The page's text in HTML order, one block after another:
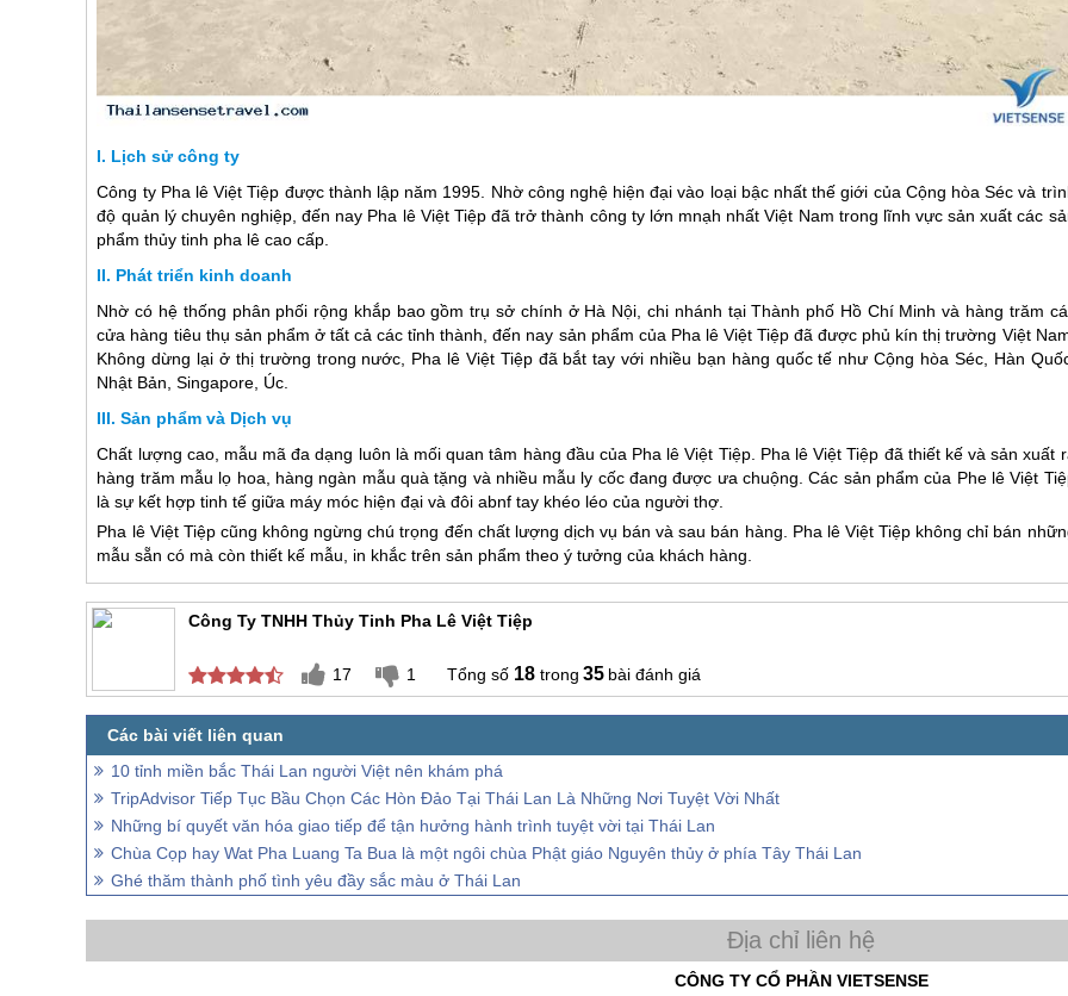
Lịch sử công ty
Công ty Pha lê Việt Tiệp được thành lập năm 1995. Nhờ công nghệ hiện đại vào loại bậc nhất thế giới của Cộng hòa Séc và
độ quản lý chuyên nghiệp, đến nay Pha lê Việt Tiệp đã trở thành công ty lớn mnạh nhất Việt Nam trong lĩnh vực sản xuất các
phẩm thủy tinh pha lê cao cấp.
Phát triển kinh doanh
Nhờ có hệ thống phân phối rộng khắp bao gồm trụ sở chính ở Hà Nội, chi nhánh tại Thành phố Hồ Chí Minh và hàng trăm
cửa hàng tiêu thụ sản phẩm ở tất cả các tỉnh thành, đến nay sản phẩm của Pha lê Việt Tiệp đã được phủ kín thị trường Việt
Không dừng lại ở thị trường trong nước, Pha lê Việt Tiệp đã bắt tay với nhiều bạn hàng quốc tế như Cộng hòa Séc, Hàn
Nhật Bản, Singapore, Úc.
Sản phẩm và Dịch vụ
Chất lượng cao, mẫu mã đa dạng luôn là mối quan tâm hàng đầu của Pha lê Việt Tiệp. Pha lê Việt Tiệp đã thiết kế và sản xuất
hàng trăm mẫu lọ hoa, hàng ngàn mẫu quà tặng và nhiều mẫu ly cốc đang được ưa chuộng. Các sản phẩm của Phe lê Việt
là sự kết hợp tinh tế giữa máy móc hiện đại và đôi abnf tay khéo léo của người thợ.
Pha lê Việt Tiệp cũng không ngừng chú trọng đến chất lượng dịch vụ bán và sau bán hàng. Pha lê Việt Tiệp không chỉ bán
mẫu sẵn có mà còn thiết kế mẫu, in khắc trên sản phẩm theo ý tưởng của khách hàng.
Công Ty TNHH Thủy Tinh Pha Lê Việt Tiệp
17 1 18 35 bài đánh giá
10 tỉnh miền bắc Thái Lan người Việt nên khám phá
TripAdvisor Tiếp Tục Bầu Chọn Các Hòn Đảo Tại Thái Lan Là Những Nơi Tuyệt Vời Nhất
Những bí quyết văn hóa giao tiếp để tận hưởng hành trình tuyệt vời tại Thái Lan
Chùa Cọp hay Wat Pha Luang Ta Bua là một ngôi chùa Phật giáo Nguyên thủy ở phía Tây Thái Lan
Ghé thăm thành phố tình yêu đầy sắc màu ở Thái Lan
CÔNG TY CỔ PHẦN VIETSENSE